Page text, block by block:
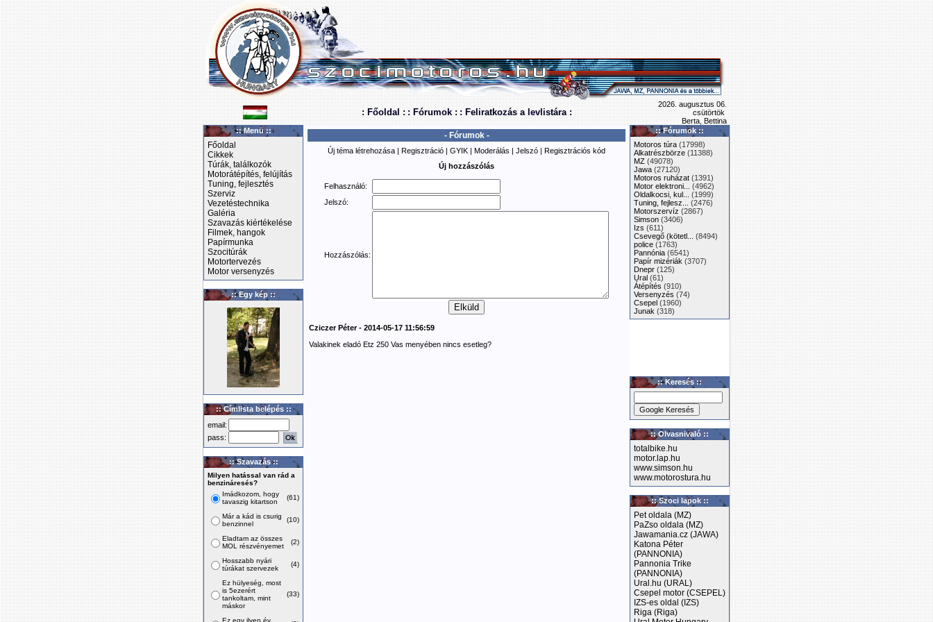
: Főoldal : : Fórumok : : Feliratkozás a levlistára :
2026. augusztus 06.
csütörtök
Berta, Bettina
:: Menü ::
Főoldal
Cikkek
Túrák, találkozók
Motorátépítés, felújítás
Tuning, fejlesztés
Szerviz
Vezetéstechnika
Galéria
Szavazás kiértékelése
Filmek, hangok
Papírmunka
Szocitúrák
Motortervezés
Motor versenyzés
:: Egy kép ::
:: Címlista belépés ::
email:
pass:
:: Szavazás ::
Milyen hatással van rád a
benzináresés?
Imádkozom, hogy
tavaszig kitartson
(61)
Már a kád is csurig
benzinnel
(10)
Eladtam az összes
MOL részvényemet
(2)
Hosszabb nyári
túrákat szervezek
(4)
Ez hülyeség, most
is 5ezerért
tankoltam, mint
máskor
(33)
Ez egy ilyen év,
- Fórumok -
Új téma létrehozása | Regisztráció | GYIK | Moderálás | Jelszó | Regisztrációs kód
Új hozzászólás
Felhasználó:
Jelszó:
Hozzászólás:
Cziczer Péter - 2014-05-17 11:56:59
Valakinek eladó Etz 250 Vas menyében nincs esetleg?
:: Fórumok ::
Motoros túra (17998)
Alkatrészbörze (11388)
MZ (49078)
Jawa (27120)
Motoros ruházat (1391)
Motor elektroni...
(4962)
Oldalkocsi, kul...
(1999)
Tuning, fejlesz...
(2476)
Motorszervíz (2867)
Simson (3406)
Izs (611)
Csevegő (kötetl...
(8494)
police (1763)
Pannónia (6541)
Papír mizériák (3707)
Dnepr (125)
Ural (61)
Átépítés (910)
Versenyzés (74)
Csepel (1960)
Junak (318)
:: Keresés ::
:: Olvasnivaló ::
totalbike.hu
motor.lap.hu
www.simson.hu
www.motorostura.hu
:: Szoci lapok ::
Pet oldala (MZ)
PaZso oldala (MZ)
Jawamania.cz (JAWA)
Katona Péter
(PANNONIA)
Pannonia Trike
(PANNONIA)
Ural.hu (URAL)
Csepel motor (CSEPEL)
IZS-es oldal (IZS)
Riga (Riga)